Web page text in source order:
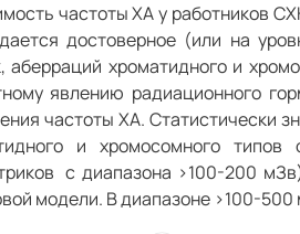
частоты ХА у работников
достоверное (или на
аберраций хроматидного и
явлению радиационного
частоты ХА. Статистически
и хромосомного
с диапазона >100-200
модели. В диапазоне >100-